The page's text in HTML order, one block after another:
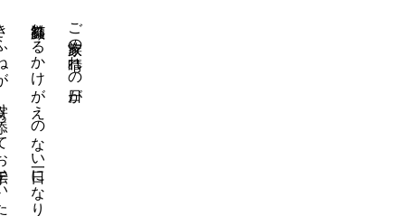
ご家族の晴れの日が、
笑顔溢れるかけがえのない一日になりますよう、
いたします。